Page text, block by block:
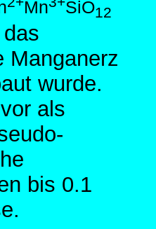
Mn SiO12
Manganerz
wurde.
als
bis 0.1